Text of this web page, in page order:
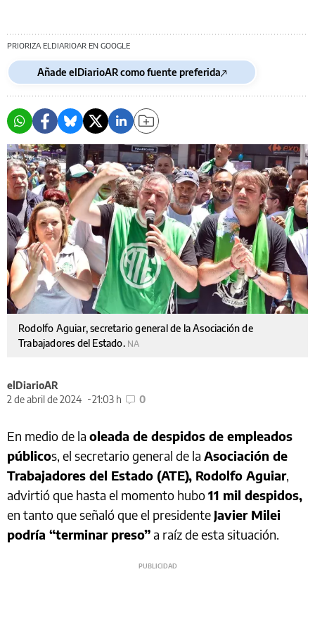
PRIORIZA ELDIARIOAR EN GOOGLE
Añade elDiarioAR como fuente preferida
Rodolfo Aguiar, secretario general de la Asociación de
Trabajadores del Estado. NA
elDiarioAR
2 de abril de 2024
21:03 h 0
En medio de la oleada de despidos de empleados
públicos, el secretario general de la Asociación de
Trabajadores del Estado (ATE), Rodolfo Aguiar,
advirtió que hasta el momento hubo11 mil despidos,
en tanto que señaló que el presidente Javier Milei
podría “terminar preso”a raíz de esta situación.